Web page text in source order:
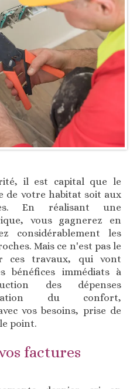
il est capital que le
de votre habitat soit aux
En réalisant une
vous gagnerez en
considérablement les
Mais ce n'est pas le
ces travaux, qui vont
bénéfices immédiats à
des dépenses
du confort,
vos besoins, prise de
point.
factures